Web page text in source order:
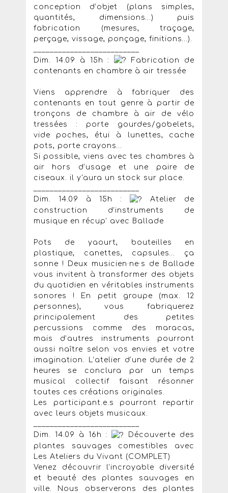
conception d’objet (plans simples,
quantités, dimensions…) puis
fabrication (mesures, traçage,
perçage, vissage, ponçage, finitions…).
Dim. 14.09 à 15h :
Fabrication de
contenants en chambre à air tressée
Viens apprendre à fabriquer des
contenants en tout genre à partir de
tronçons de chambre à air de vélo
tressées : porte gourdes/gobelets,
vide poches, étui à lunettes, cache
pots, porte crayons…
Si possible, viens avec tes chambres à
air hors d’usage et une paire de
ciseaux. il y'aura un stock sur place.
Dim. 14.09 à 15h :
Atelier de
construction d’instruments de
musique en récup’ avec Ballade
Pots de yaourt, bouteilles en
plastique, canettes, capsules… ça
sonne ! Deux musicien·ne·s de Ballade
vous invitent à transformer des objets
du quotidien en véritables instruments
sonores ! En petit groupe (max. 12
personnes), vous fabriquerez
principalement des petites
percussions comme des maracas,
mais d’autres instruments pourront
aussi naître selon vos envies et votre
imagination. L’atelier d’une durée de 2
heures se conclura par un temps
musical collectif faisant résonner
toutes ces créations originales.
Les participant.e.s pourront repartir
avec leurs objets musicaux.
Dim. 14.09 à 16h :
Découverte des
plantes sauvages comestibles avec
Les Ateliers du Vivant (COMPLET)
Venez découvrir l’incroyable diversité
et beauté des plantes sauvages en
ville. Nous observerons des plantes